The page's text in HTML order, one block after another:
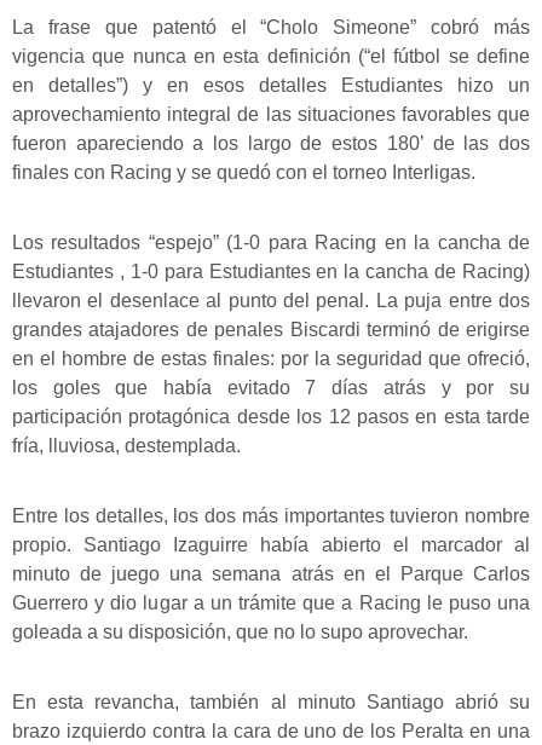
La frase que patentó el “Cholo Simeone” cobró más
vigencia que nunca en esta definición (“el fútbol se define
en detalles”) y en esos detalles Estudiantes hizo un
aprovechamiento integral de las situaciones favorables que
fueron apareciendo a los largo de estos 180’ de las dos
finales con Racing y se quedó con el torneo Interligas.
Los resultados “espejo” (1-0 para Racing en la cancha de
Estudiantes , 1-0 para Estudiantes en la cancha de Racing)
llevaron el desenlace al punto del penal. La puja entre dos
grandes atajadores de penales Biscardi terminó de erigirse
en el hombre de estas finales: por la seguridad que ofreció,
los goles que había evitado 7 días atrás y por su
participación protagónica desde los 12 pasos en esta tarde
fría, lluviosa, destemplada.
Entre los detalles, los dos más importantes tuvieron nombre
propio. Santiago Izaguirre había abierto el marcador al
minuto de juego una semana atrás en el Parque Carlos
Guerrero y dio lugar a un trámite que a Racing le puso una
goleada a su disposición, que no lo supo aprovechar.
En esta revancha, también al minuto Santiago abrió su
brazo izquierdo contra la cara de uno de los Peralta en una